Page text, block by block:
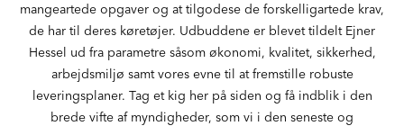
mangeartede opgaver og at tilgodese de forskelligartede krav,
de har til deres køretøjer. Udbuddene er blevet tildelt Ejner
Hessel ud fra parametre såsom økonomi, kvalitet, sikkerhed,
arbejdsmiljø samt vores evne til at fremstille robuste
leveringsplaner. Tag et kig her på siden og få indblik i den
brede vifte af myndigheder, som vi i den seneste og